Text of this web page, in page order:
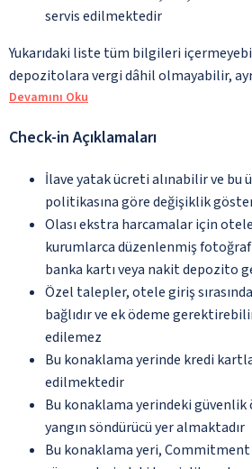
servis edilmektedir
Yukarıdaki liste tüm bilgileri
depozitolara vergi dâhil olmayabilir,
Devamını Oku
Check-in Açıklamaları
İlave yatak ücreti alınabilir ve bu
politikasına göre değişiklik
Olası ekstra harcamalar için
kurumlarca düzenlenmiş
banka kartı veya nakit depozito
Özel talepler, otele giriş
bağlıdır ve ek ödeme
edilemez
Bu konaklama yerinde kredi
edilmektedir
Bu konaklama yerindeki güvenlik
yangın söndürücü yer almaktadır
Bu konaklama yeri,